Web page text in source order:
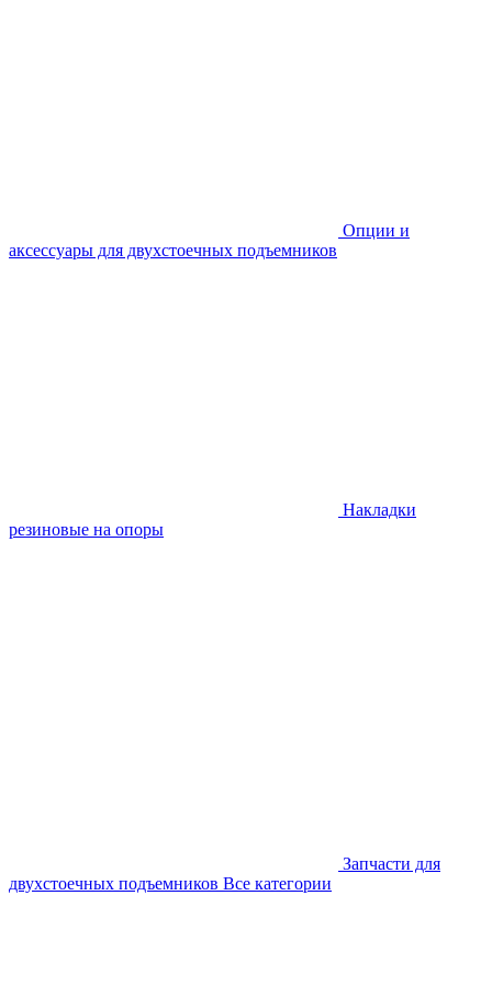
Опции и
аксессуары для двухстоечных подъемников
Накладки
резиновые на опоры
Запчасти для
двухстоечных подъемников Все категории